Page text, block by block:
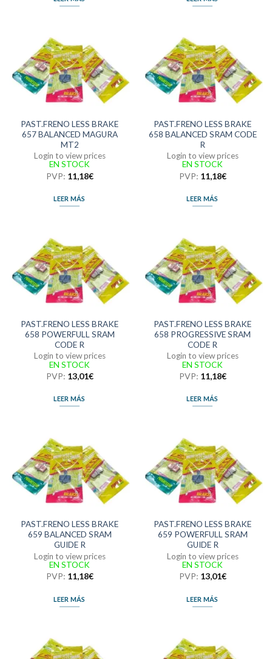
PAST.FRENO LESS BRAKE
657 BALANCED MAGURA
MT2
Login to view prices
EN STOCK
PVP: 11,18€
LEER MÁS
PAST.FRENO LESS BRAKE
658 BALANCED SRAM CODE
R
Login to view prices
EN STOCK
PVP: 11,18€
LEER MÁS
PAST.FRENO LESS BRAKE
658 POWERFULL SRAM
CODE R
Login to view prices
EN STOCK
PVP: 13,01€
LEER MÁS
PAST.FRENO LESS BRAKE
658 PROGRESSIVE SRAM
CODE R
Login to view prices
EN STOCK
PVP: 11,18€
LEER MÁS
PAST.FRENO LESS BRAKE
659 BALANCED SRAM
GUIDE R
Login to view prices
EN STOCK
PVP: 11,18€
LEER MÁS
PAST.FRENO LESS BRAKE
659 POWERFULL SRAM
GUIDE R
Login to view prices
EN STOCK
PVP: 13,01€
LEER MÁS